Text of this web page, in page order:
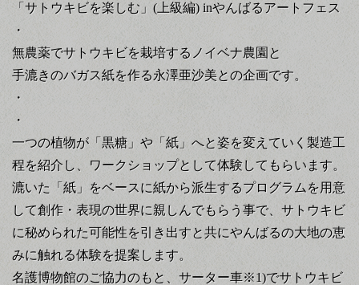
「サトウキビを楽しむ」(上級編) inやんばるアートフェス
・
無農薬でサトウキビを栽培するノイベナ農園と
手漉きのバガス紙を作る永澤亜沙美との企画です。
・
・
一つの植物が「黒糖」や「紙」へと姿を変えていく製造工
程を紹介し、ワークショップとして体験してもらいます。
漉いた「紙」をベースに紙から派生するプログラムを用意
して創作・表現の世界に親しんでもらう事で、サトウキビ
に秘められた可能性を引き出すと共にやんばるの大地の恵
みに触れる体験を提案します。
名護博物館のご協力のもと、サーター車※1)でサトウキビ